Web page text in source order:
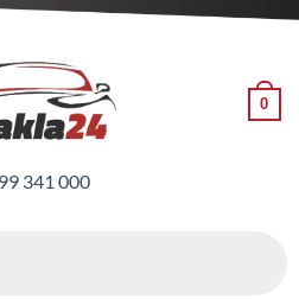
0
341 000